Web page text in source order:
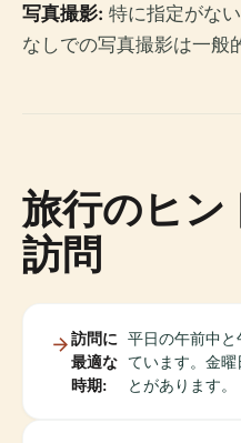
写真撮影: 特に指定がな
なしでの写真撮影は一般
旅行のヒン
訪問
訪問に
最適な
時期:
平日の午前中
ています。金
とがあります。